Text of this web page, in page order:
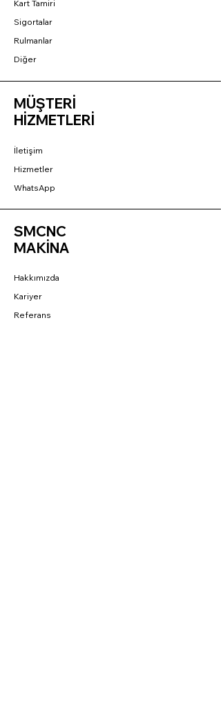
Kart Tamiri
Sigortalar
Rulmanlar
Diğer
MÜŞTERİ
HİZMETLERİ
İletişim
Hizmetler
WhatsApp
SMCNC
MAKİNA
Hakkımızda
Kariyer
Referans